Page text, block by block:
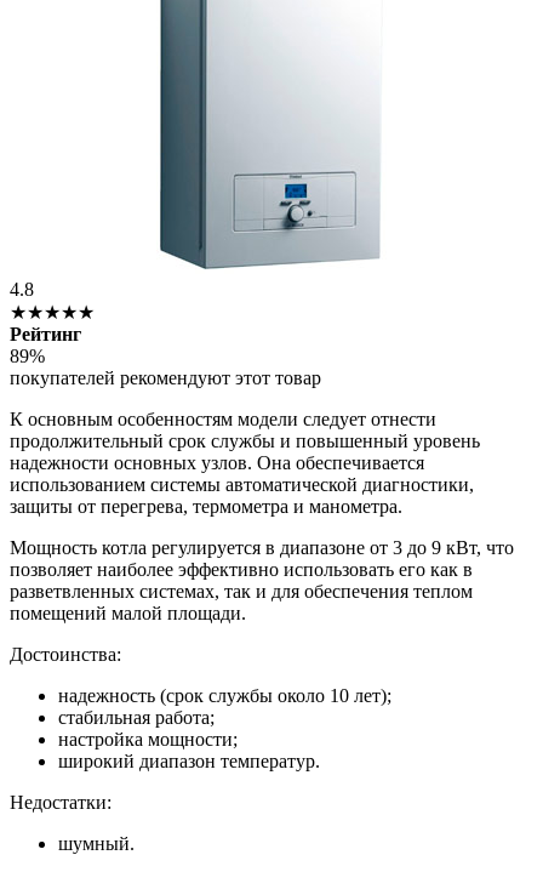
4.8
★★★★★
Рейтинг
89%
покупателей рекомендуют этот товар
К основным особенностям модели следует отнести
продолжительный срок службы и повышенный уровень
надежности основных узлов. Она обеспечивается
использованием системы автоматической диагностики,
защиты от перегрева, термометра и манометра.
Мощность котла регулируется в диапазоне от 3 до 9 кВт, что
позволяет наиболее эффективно использовать его как в
разветвленных системах, так и для обеспечения теплом
помещений малой площади.
Достоинства:
надежность (срок службы около 10 лет);
стабильная работа;
настройка мощности;
широкий диапазон температур.
Недостатки:
шумный.